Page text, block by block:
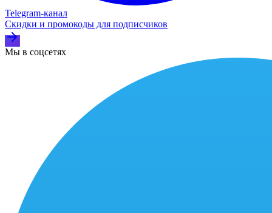
Telegram‑канал
Скидки и промокоды для подписчиков
Мы в соцсетях